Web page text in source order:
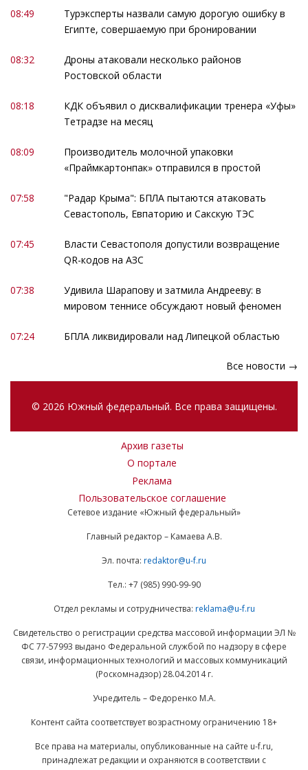
08:49
Турэксперты назвали самую дорогую ошибку в
Египте, совершаемую при бронировании
08:32
Дроны атаковали несколько районов
Ростовской области
08:18
КДК объявил о дисквалификации тренера «Уфы»
Тетрадзе на месяц
08:09
Производитель молочной упаковки
«Праймкартонпак» отправился в простой
07:58
"Радар Крыма": БПЛА пытаются атаковать
Севастополь, Евпаторию и Сакскую ТЭС
07:45
Власти Севастополя допустили возвращение
QR-кодов на АЗС
07:38
Удивила Шарапову и затмила Андрееву: в
мировом теннисе обсуждают новый феномен
07:24 БПЛА ликвидировали над Липецкой областью
Все новости →
© 2026 Южный федеральный. Все права защищены.
Архив газеты
О портале
Реклама
Пользовательское соглашение
Сетевое издание «Южный федеральный»
Главный редактор – Камаева А.В.
Эл. почта: redaktor@u-f.ru
Тел.: +7 (985) 990-99-90
Отдел рекламы и сотрудничества: reklama@u-f.ru
Свидетельство о регистрации средства массовой информации ЭЛ №
ФС 77-57993 выдано Федеральной службой по надзору в сфере
связи, информационных технологий и массовых коммуникаций
(Роскомнадзор) 28.04.2014 г.
Учредитель – Федоренко М.А.
Контент сайта соответствует возрастному ограничению 18+
Все права на материалы, опубликованные на сайте u-f.ru,
принадлежат редакции и охраняются в соответствии с